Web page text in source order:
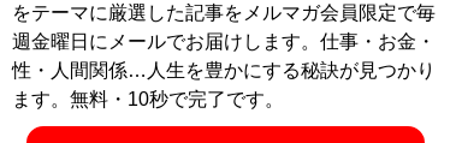
記事一覧へ
をテーマに厳選した記事をメルマガ会員限定で毎
週金曜日にメールでお届けします。仕事・お金・
性・人間関係…人生を豊かにする秘訣が見つかり
ます。無料・10秒で完了です。